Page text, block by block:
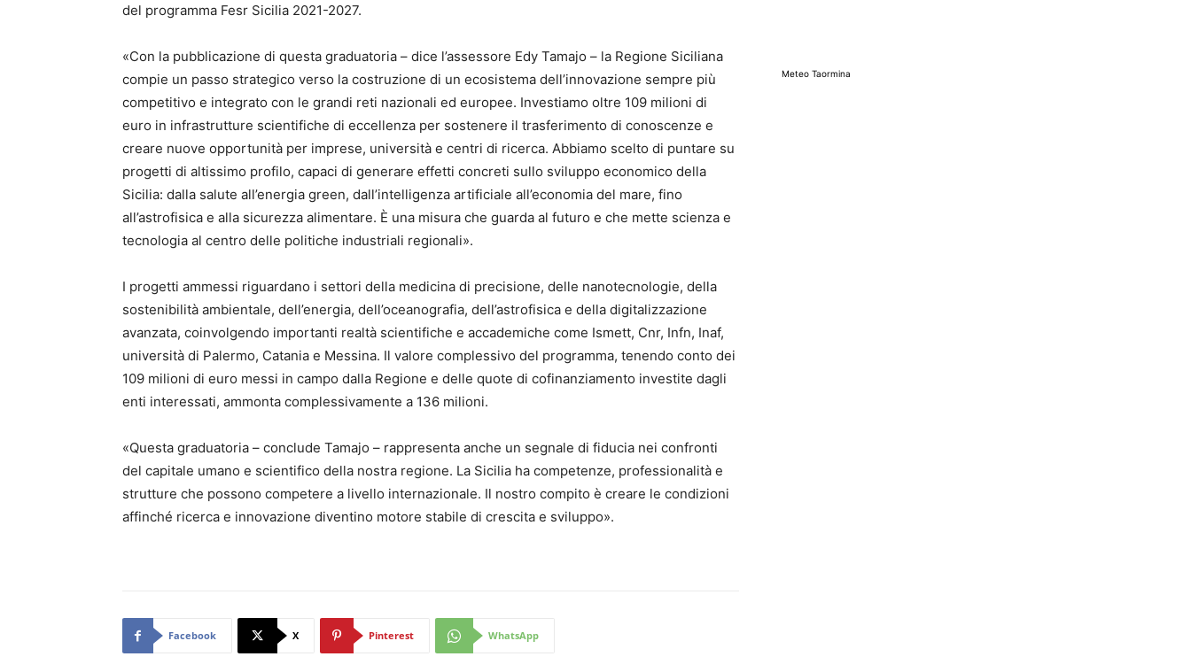
del programma Fesr Sicilia 2021-2027.
«Con la pubblicazione di questa graduatoria – dice l’assessore Edy Tamajo – la Regione Siciliana
compie un passo strategico verso la costruzione di un ecosistema dell’innovazione sempre più
competitivo e integrato con le grandi reti nazionali ed europee. Investiamo oltre 109 milioni di
euro in infrastrutture scientifiche di eccellenza per sostenere il trasferimento di conoscenze e
creare nuove opportunità per imprese, università e centri di ricerca. Abbiamo scelto di puntare su
progetti di altissimo profilo, capaci di generare effetti concreti sullo sviluppo economico della
Sicilia: dalla salute all’energia green, dall’intelligenza artificiale all’economia del mare, fino
all’astrofisica e alla sicurezza alimentare. È una misura che guarda al futuro e che mette scienza e
tecnologia al centro delle politiche industriali regionali».
I progetti ammessi riguardano i settori della medicina di precisione, delle nanotecnologie, della
sostenibilità ambientale, dell’energia, dell’oceanografia, dell’astrofisica e della digitalizzazione
avanzata, coinvolgendo importanti realtà scientifiche e accademiche come Ismett, Cnr, Infn, Inaf,
università di Palermo, Catania e Messina. Il valore complessivo del programma, tenendo conto dei
109 milioni di euro messi in campo dalla Regione e delle quote di cofinanziamento investite dagli
enti interessati, ammonta complessivamente a 136 milioni.
«Questa graduatoria – conclude Tamajo – rappresenta anche un segnale di fiducia nei confronti
del capitale umano e scientifico della nostra regione. La Sicilia ha competenze, professionalità e
strutture che possono competere a livello internazionale. Il nostro compito è creare le condizioni
affinché ricerca e innovazione diventino motore stabile di crescita e sviluppo».
Facebook X Pinterest WhatsApp
Meteo Taormina